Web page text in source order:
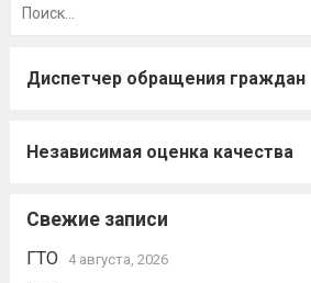
Диспетчер обращения граждан
Независимая оценка качества
Свежие записи
ГТО 4 августа, 2026